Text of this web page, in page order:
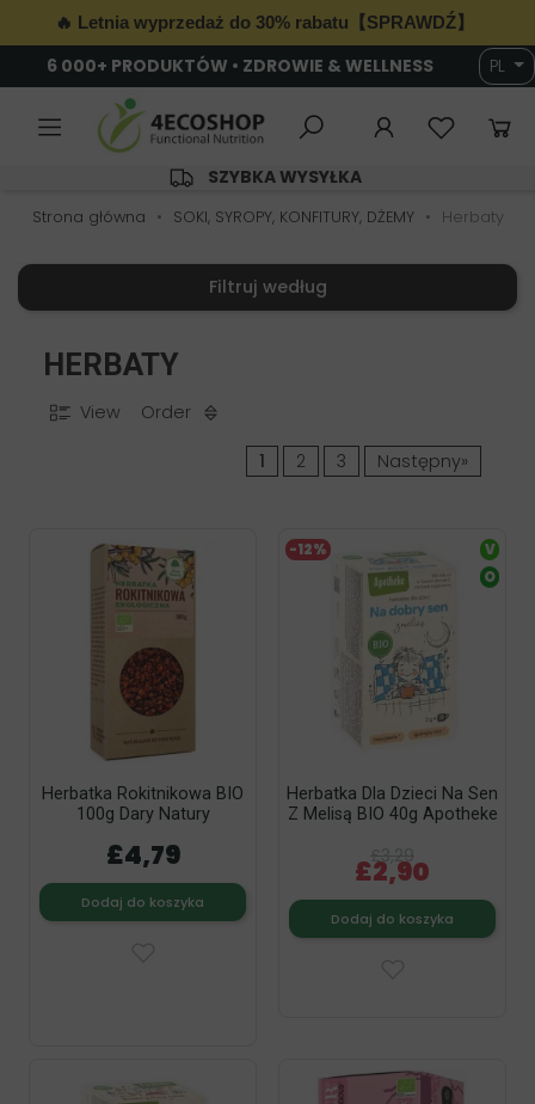
🔥 Letnia wyprzedaż do 30% rabatu【SPRAWDŹ】
6 000+ PRODUKTÓW • ZDROWIE & WELLNESS PL
SZYBKA WYSYŁKA
Strona główna SOKI, SYROPY, KONFITURY, DŻEMY Herbaty
Filtruj według
HERBATY
View Order
1 2 3 Następny»
Herbatka Rokitnikowa BIO
100g Dary Natury
£4,79
Dodaj do koszyka
Herbatka Dla Dzieci Na Sen
Z Melisą BIO 40g Apotheke
£3,29
£2,90
Dodaj do koszyka
-12%
V
O